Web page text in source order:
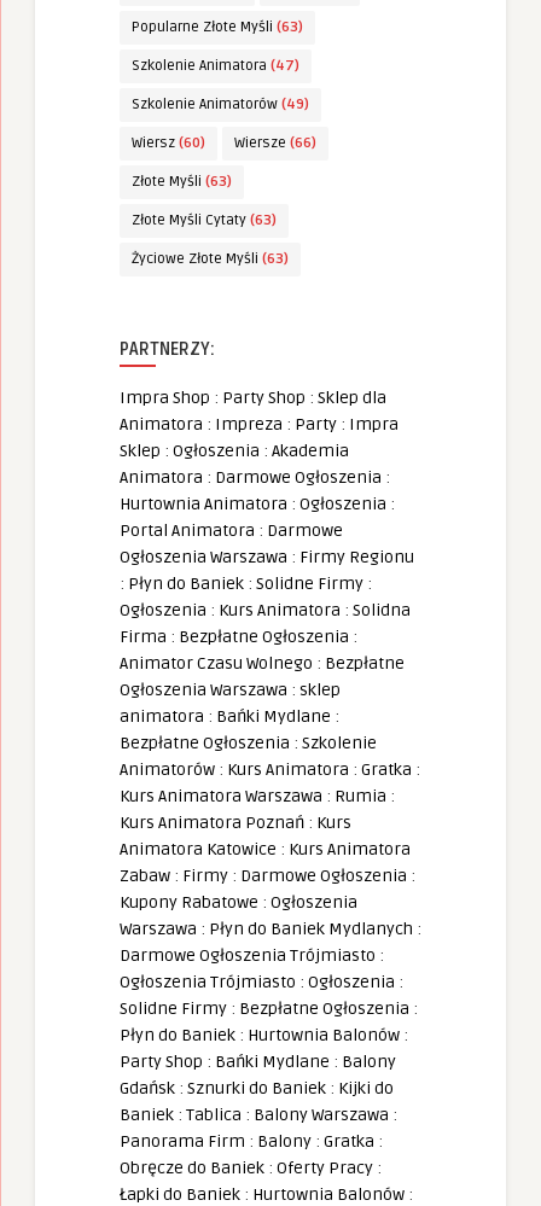
Popularne Złote Myśli (63)
Szkolenie Animatora (47)
Szkolenie Animatorów (49)
Wiersz (60) Wiersze (66)
Złote Myśli (63)
Złote Myśli Cytaty (63)
Życiowe Złote Myśli (63)
PARTNERZY:
Impra Shop : Party Shop : Sklep dla
Animatora : Impreza : Party : Impra
Sklep : Ogłoszenia : Akademia
Animatora : Darmowe Ogłoszenia :
Hurtownia Animatora : Ogłoszenia :
Portal Animatora : Darmowe
Ogłoszenia Warszawa : Firmy Regionu
: Płyn do Baniek : Solidne Firmy :
Ogłoszenia : Kurs Animatora : Solidna
Firma : Bezpłatne Ogłoszenia :
Animator Czasu Wolnego : Bezpłatne
Ogłoszenia Warszawa : sklep
animatora : Bańki Mydlane :
Bezpłatne Ogłoszenia : Szkolenie
Animatorów : Kurs Animatora : Gratka :
Kurs Animatora Warszawa : Rumia :
Kurs Animatora Poznań : Kurs
Animatora Katowice : Kurs Animatora
Zabaw : Firmy : Darmowe Ogłoszenia :
Kupony Rabatowe : Ogłoszenia
Warszawa : Płyn do Baniek Mydlanych :
Darmowe Ogłoszenia Trójmiasto :
Ogłoszenia Trójmiasto : Ogłoszenia :
Solidne Firmy : Bezpłatne Ogłoszenia :
Płyn do Baniek : Hurtownia Balonów :
Party Shop : Bańki Mydlane : Balony
Gdańsk : Sznurki do Baniek : Kijki do
Baniek : Tablica : Balony Warszawa :
Panorama Firm : Balony : Gratka :
Obręcze do Baniek : Oferty Pracy :
Łapki do Baniek : Hurtownia Balonów :